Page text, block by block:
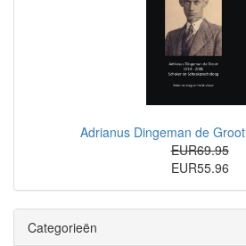
Adrianus Dingeman de
EUR69.95
EUR55.96
Categorieën